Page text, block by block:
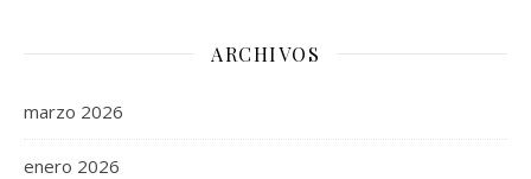
ARCHIVOS
marzo 2026
enero 2026